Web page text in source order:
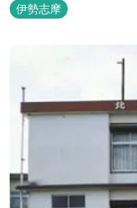
伊勢志摩